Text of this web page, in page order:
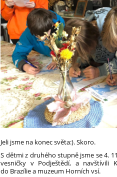
Jeli jsme na konec světa:). Skoro.
S dětmi z druhého stupně jsme se 4.
vesničky v Podještědí, a navštívili
do Brazílie a muzeum Horních vsí.